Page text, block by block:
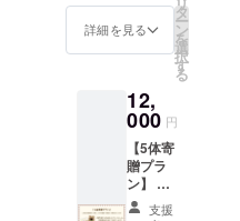
詳細を見る
タ
ー
ン
を
選
択
す
る
12,
000 円
【5体寄
贈プラ
ン】 活
動報告
支援